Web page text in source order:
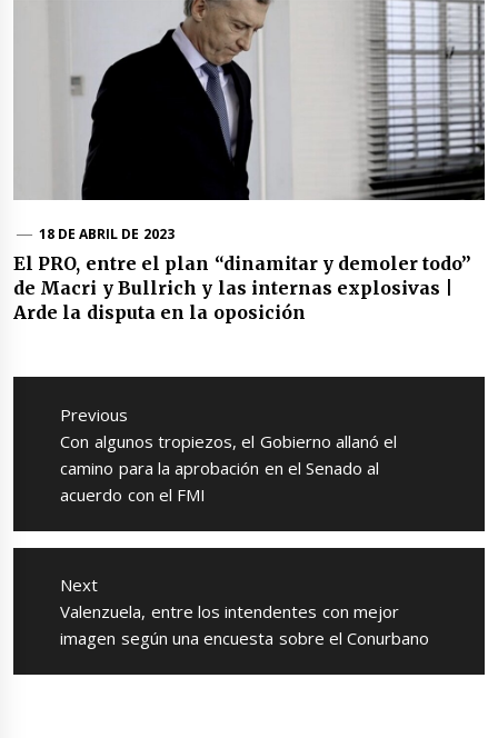
18 DE ABRIL DE 2023
El PRO, entre el plan “dinamitar y demoler todo”
de Macri y Bullrich y las internas explosivas |
Arde la disputa en la oposición
Navegación
entradas
Previous
Previous
post:
Con algunos tropiezos, el Gobierno allanó el
camino para la aprobación en el Senado al
acuerdo con el FMI
Next
Next
post:
Valenzuela, entre los intendentes con mejor
imagen según una encuesta sobre el Conurbano